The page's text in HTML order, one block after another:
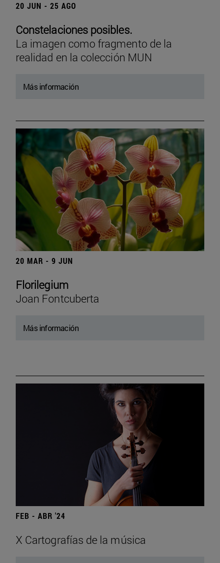
20 JUN - 25 AGO
Constelaciones posibles.
La imagen como fragmento de la
realidad en la colección MUN
Más información
20 MAR - 9 JUN
Florilegium
Joan Fontcuberta
Más información
FEB - ABR '24
X Cartografías de la música